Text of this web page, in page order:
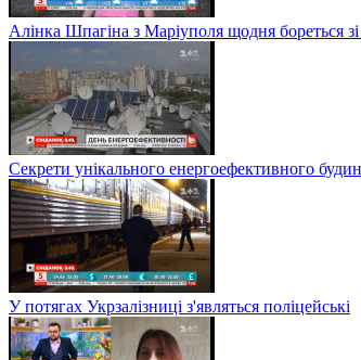
Алінка Шпагіна з Маріуполя щодня бореться
Секрети унікального енергоефективного
У потягах Укрзалізниці з'являться поліцейські